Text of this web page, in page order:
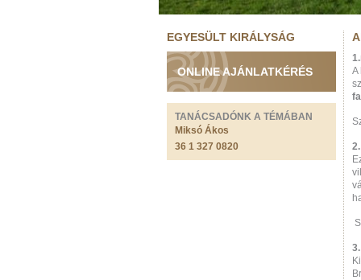
EGYESÜLT KIRÁLYSÁG
ONLINE AJÁNLATKÉRÉS
TANÁCSADÓNK A TÉMÁBAN
Miksó Ákos
36 1 327 0820
A